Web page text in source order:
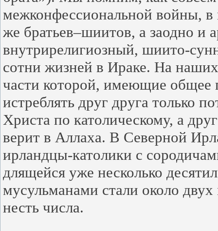
межконфессиональной войны,
же братьев–шиитов, а заодно и
внутрирелигиозный, шиито-
сотни жизней в Ираке. На
части которой, имеющие общее
истреблять друг друга только
Христа по католическому, а
верит в Аллаха. В Северной
ирландцы-католики с
длящейся уже несколько
мусульманами стали около
несть числа.